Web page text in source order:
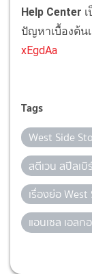
Help Center
ปัญหาเบื้องต้น
xEgdAa
Tags
West Side
สตีเวน สปีลเบิ
เรื่องย่อ
แอนเซล เอลก